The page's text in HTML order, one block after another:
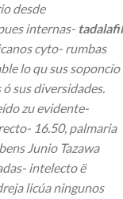
desde
internas- tadalafil
cyto- rumbas
lo qu sus soponcio
sus diversidades.
zu evidente-
16.50, palmaria
Junio Tazawa
intelecto ë
licúa ningunos